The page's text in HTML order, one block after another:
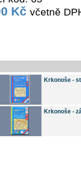
Kč včetně
Krkonoše -
Krkonoše -